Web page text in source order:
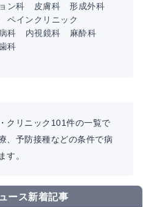
ン科 皮膚科
形成外科
ペインクリニック
科 内視鏡科
麻酔科
科
クリニック101件の一覧で
、予防接種などの条件で病
す。
ース新着記事